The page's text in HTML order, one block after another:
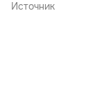
Источник